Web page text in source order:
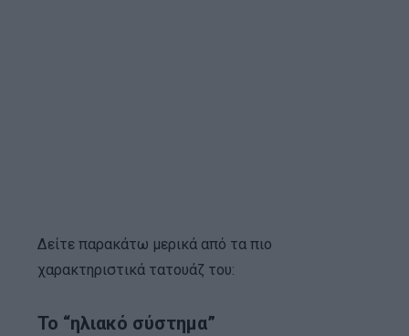
Δείτε παρακάτω μερικά από τα πιο
χαρακτηριστικά τατουάζ του:
Το “ηλιακό σύστημα”